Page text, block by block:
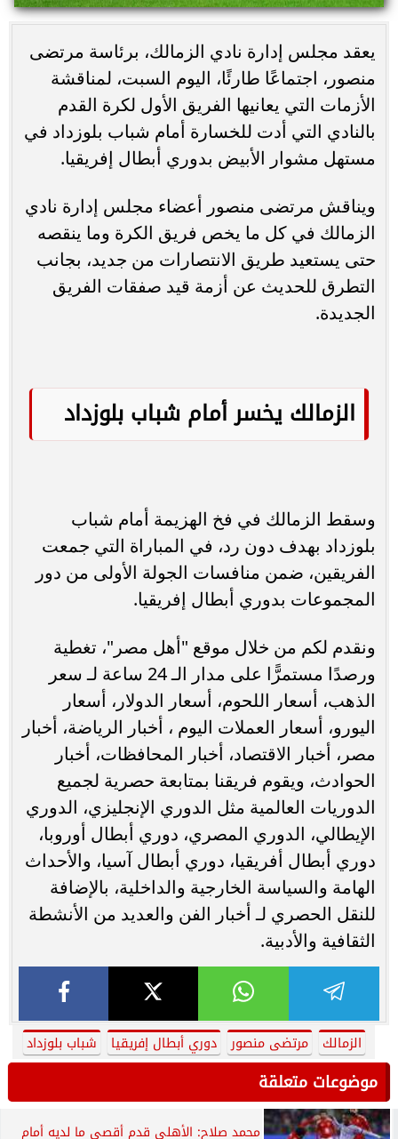
يعقد مجلس إدارة نادي الزمالك، برئاسة مرتضى
منصور، اجتماعًا طارئًا، اليوم السبت، لمناقشة
الأزمات التي يعانيها الفريق الأول لكرة القدم
بالنادي التي أدت للخسارة أمام شباب بلوزداد في
مستهل مشوار الأبيض بدوري أبطال إفريقيا.
ويناقش مرتضى منصور أعضاء مجلس إدارة نادي
الزمالك في كل ما يخص فريق الكرة وما ينقصه
حتى يستعيد طريق الانتصارات من جديد، بجانب
التطرق للحديث عن أزمة قيد صفقات الفريق
الجديدة.
الزمالك يخسر أمام شباب بلوزداد
وسقط الزمالك في فخ الهزيمة أمام شباب
بلوزداد بهدف دون رد، في المباراة التي جمعت
الفريقين، ضمن منافسات الجولة الأولى من دور
المجموعات بدوري أبطال إفريقيا.
ونقدم لكم من خلال موقع "أهل مصر"، تغطية
ورصدًا مستمرًّا على مدار الـ 24 ساعة لـ سعر
الذهب، أسعار اللحوم، أسعار الدولار، أسعار
اليورو، أسعار العملات اليوم ، أخبار الرياضة، أخبار
مصر، أخبار الاقتصاد، أخبار المحافظات، أخبار
الحوادث، ويقوم فريقنا بمتابعة حصرية لجميع
الدوريات العالمية مثل الدوري الإنجليزي، الدوري
الإيطالي، الدوري المصري، دوري أبطال أوروبا،
دوري أبطال أفريقيا، دوري أبطال آسيا، والأحداث
الهامة والسياسة الخارجية والداخلية، بالإضافة
للنقل الحصري لـ أخبار الفن والعديد من الأنشطة
الثقافية والأدبية.
الزمالك مرتضى منصور دوري أبطال إفريقيا شباب بلوزداد
موضوعات متعلقة
محمد صلاح: الأهلي قدم أقصى ما لديه أمام